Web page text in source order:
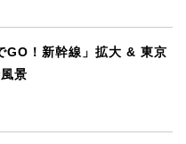
GO！新幹線」拡大 & 東京
景